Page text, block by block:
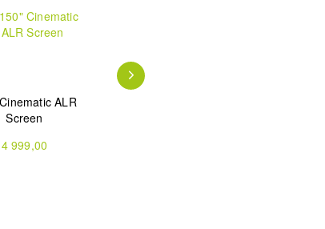
ALR
Screen
4 999,00